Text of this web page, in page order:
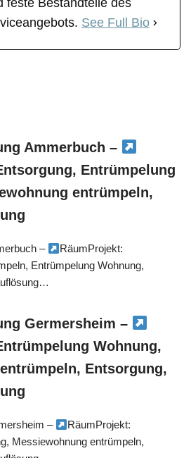
feste Bestandteile des
See Full Bio
Ammerbuch –
Entrümpelung
entrümpeln,
–
RäumProjekt:
Entrümpelung Wohnung,
Germersheim –
Wohnung,
Entsorgung,
–
RäumProjekt:
Messiewohnung entrümpeln,